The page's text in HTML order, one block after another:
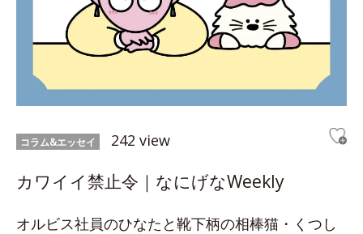
コラム&エッセイ 242 view
カワイイ禁止令｜なにげなWeekly
オルビス社員のひなたと靴下柄の相棒猫・くつし